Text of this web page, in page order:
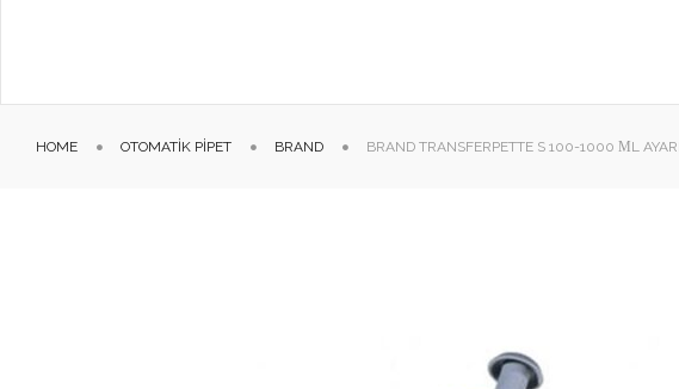
HOME OTOMATIK PIPET BRAND BRAND TRANSFERPETTE S 100-1000 ΜL